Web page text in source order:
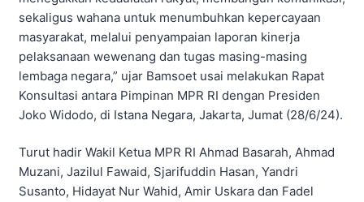
sekaligus wahana untuk menumbuhkan kepercayaan
masyarakat, melalui penyampaian laporan kinerja
pelaksanaan wewenang dan tugas masing-masing
lembaga negara,” ujar Bamsoet usai melakukan Rapat
Konsultasi antara Pimpinan MPR RI dengan Presiden
Joko Widodo, di Istana Negara, Jakarta, Jumat (28/6/24).
Turut hadir Wakil Ketua MPR RI Ahmad Basarah, Ahmad
Muzani, Jazilul Fawaid, Sjarifuddin Hasan, Yandri
Susanto, Hidayat Nur Wahid, Amir Uskara dan Fadel